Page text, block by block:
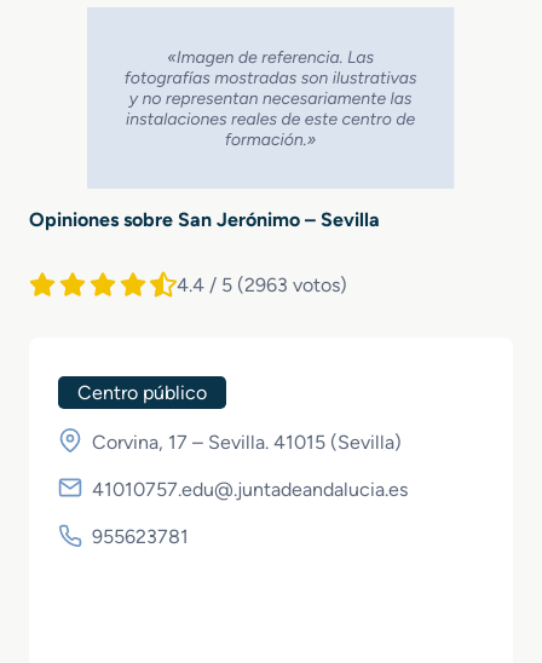
Opiniones sobre San Jerónimo – Sevilla
4.4 / 5 (2963 votos)
Centro público
Corvina, 17 – Sevilla. 41015 (Sevilla)
41010757.edu@.juntadeandalucia.es
955623781